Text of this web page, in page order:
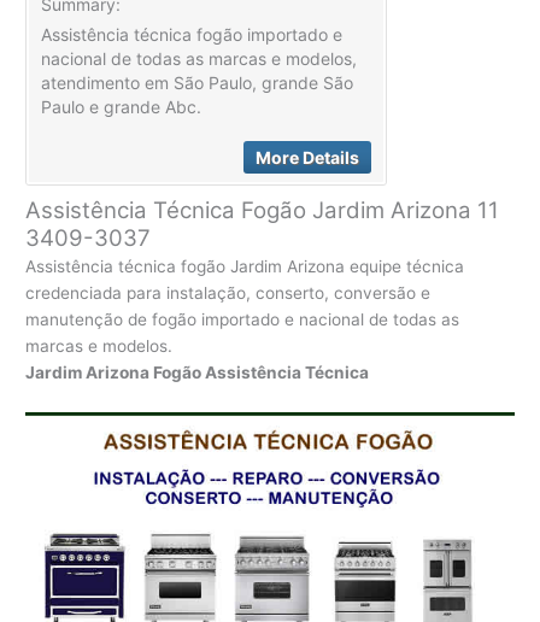
Assistência técnica fogão importado e
nacional de todas as marcas e modelos,
atendimento em São Paulo, grande São
Paulo e grande Abc.
More Details
Assistência Técnica Fogão Jardim Arizona 11
3409-3037
Assistência técnica fogão Jardim Arizona equipe técnica
credenciada para instalação, conserto, conversão e
manutenção de fogão importado e nacional de todas as
marcas e modelos.
Jardim Arizona Fogão Assistência Técnica